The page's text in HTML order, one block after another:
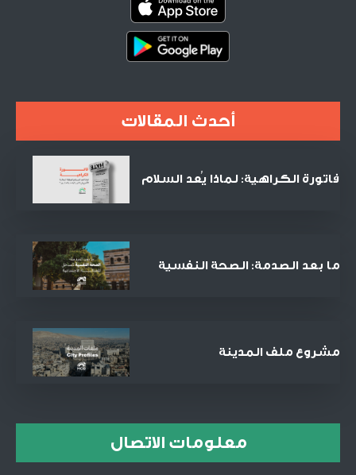
أحدث المقالات
فاتورة الكراهية: لماذا يُعد السلام
ما بعد الصدمة: الصحة النفسية
مشروع ملف المدينة
معلومات الاتصال